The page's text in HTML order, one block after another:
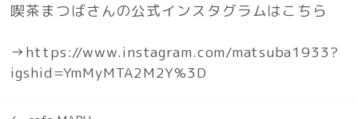
喫茶まつばさんの公式インスタグラムはこちら
→ https://www.instagram.com/matsuba1933?
igshid=YmMyMTA2M2Y%3D